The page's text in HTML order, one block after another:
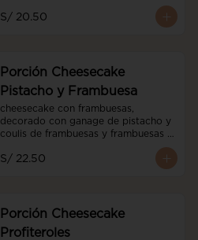
S/ 20.50
Porción Cheesecake
Pistacho y Frambuesa
cheesecake con frambuesas,
decorado con ganage de pistacho y
coulis de frambuesas y frambuesas
S/ 22.50
Porción Cheesecake
Profiteroles